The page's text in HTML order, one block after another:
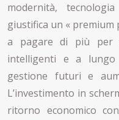
modernità,
giustifica un « premium
a pagare di più per
intelligenti e a
gestione futuri e
L’investimento in
ritorno economico